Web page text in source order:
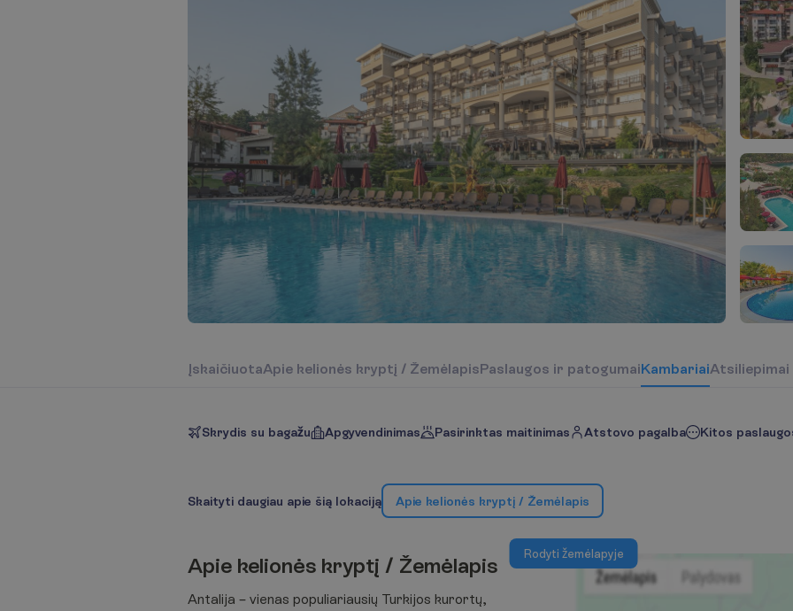
ĮskaičiuotaApie kelionės kryptį / ŽemėlapisPaslaugos ir patogumaiKambariaiAtsiliepimai
Skrydis su bagažu Apgyvendinimas Pasirinktas maitinimas Atstovo pagalba Kitos
Skaityti daugiau apie šią lokaciją Apie kelionės kryptį / Žemėlapis
Apie kelionės kryptį / Žemėlapis
Antalija – vienas populiariausių Turkijos kurortų,
Rodyti žemė apyje